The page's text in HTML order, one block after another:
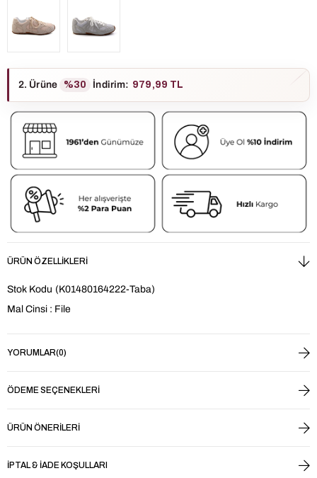
2. Ürüne %30 İndirim: 979,99 TL
ÜRÜN ÖZELLIKLERI
Stok Kodu (K01480164222-Taba)
Mal Cinsi : File
YORUMLAR(0)
ÖDEME SEÇENEKLERI
ÜRÜN ÖNERILERI
İPTAL & İADE KOŞULLARI